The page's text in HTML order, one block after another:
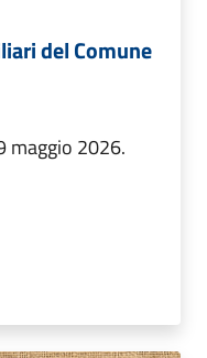
del Comune
maggio 2026.